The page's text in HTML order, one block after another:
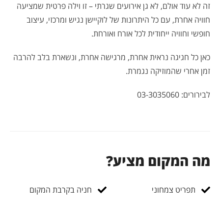
זה לא עוד אולם, לא גן אירועים שגרתי – זו וילה פרטית שמציעה
חוויה אחרת, עם כל היתרונות של לוקיישן נגיש ומרכזי, עיצוב
חופשי וחוויה ייחודית לכל אורח ואורחת.
כאן כל חגיגה נראית אחרת, מרגישה אחרת, ונשארת בלב להרבה
זמן אחרי שהמוזיקה נגמרת.
לבירורים: 03-3035060
מה המקום מציע?
תפריט צמחוני חניה בקרבת המקום